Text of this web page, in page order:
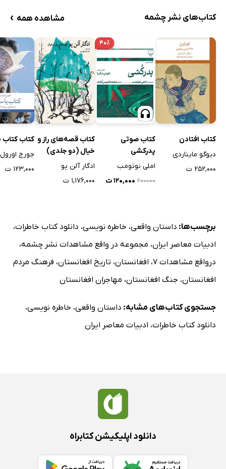
کتاب‌های نشر چشمه مشاهده همه ›
کتاب افتادن
دیوگو مایناردی
۲۵۲,۰۰۰ ت
۴۰٪
کتاب صوتی
پدرکشی
املی نوتومب
۲۰۰۰۰۰ ۱۲۰,۰۰۰ ت
کتاب قصه‌های راز و
خیال (دو جلدی)
ادگار آلن پو
۱,۱۷۶,۰۰۰ ت
کتاب کتاب
جورج اورول
۱۲۳,۰۰۰ ت
برچسب‌ها: داستان واقعی، خاطره نویسی، دانلود کتاب خاطرات،
ادبیات معاصر ایران، مجموعه در واقع مشاهدات نشر چشمه،
درواقع مشاهدات 7
، افغانستان، تاریخ افغانستان، فرهنگ مردم
افغانستان، جنگ افغانستان، مهاجران افغانستان
جستجوی کتاب‌های مشابه: داستان واقعی، خاطره نویسی،
دانلود کتاب خاطرات، ادبیات معاصر ایران
دانلود اپلیکیشن کتابراه